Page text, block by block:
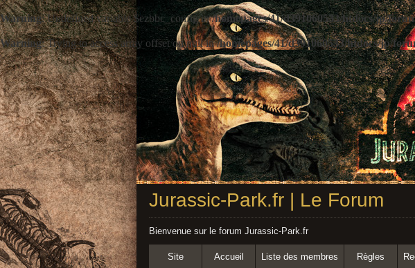
Warning: Undefined variable $ezbbc_config in/homepages/41/d391060533/htdocs/jp/
Warning: Trying to access array offset on null in/homepages/41/d391060533/htdocs/jp/
Jurassic-Park.fr | Le Forum
Bienvenue sur le forum Jurassic-Park.fr
Site Accueil Liste des membres Règles